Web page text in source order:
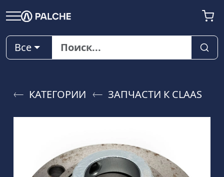
Все
КАТЕГОРИИ ЗАПЧАСТИ К CLAAS